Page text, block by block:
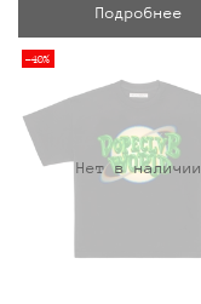
Подробнее
Нет в наличии
-40%